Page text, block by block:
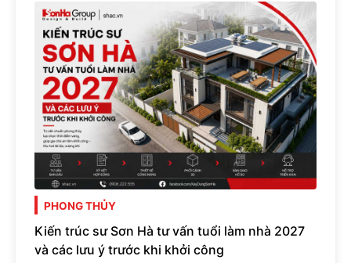
PHONG THỦY
Kiến trúc sư Sơn Hà tư vấn tuổi làm nhà 2027
và các lưu ý trước khi khởi công